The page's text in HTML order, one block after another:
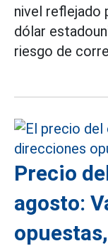
nivel reflejado
dólar
riesgo de
Precio
agosto: